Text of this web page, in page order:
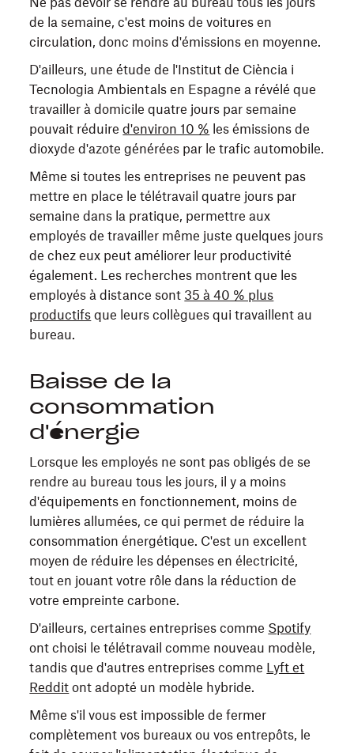
de la semaine, c'est moins de voitures en
circulation, donc moins d'émissions en moyenne.
D'ailleurs, une étude de l'Institut de Ciència i
Tecnologia Ambientals en Espagne a révélé que
travailler à domicile quatre jours par semaine
pouvait réduired'environ 10 % les émissions de
dioxyde d'azote générées par le trafic automobile.
Même si toutes les entreprises ne peuvent pas
mettre en place le télétravail quatre jours par
semaine dans la pratique, permettre aux
employés de travailler même juste quelques jours
de chez eux peut améliorer leur productivité
également. Les recherches montrent que les
employés à distance sont 35 à 40 % plus
productifs que leurs collègues qui travaillent au
bureau.
Baisse de la
consommation
d'énergie
Lorsque les employés ne sont pas obligés de se
rendre au bureau tous les jours, il y a moins
d'équipements en fonctionnement, moins de
lumières allumées, ce qui permet de réduire la
consommation énergétique. C'est un excellent
moyen de réduire les dépenses en électricité,
tout en jouant votre rôle dans la réduction de
votre empreinte carbone.
D'ailleurs, certaines entreprises comme Spotify
ont choisi le télétravail comme nouveau modèle,
tandis que d'autres entreprises comme Lyft et
Reddit ont adopté un modèle hybride.
Même s'il vous est impossible de fermer
complètement vos bureaux ou vos entrepôts, le